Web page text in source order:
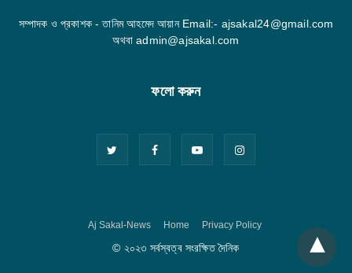
সম্পাদক ও প্রকাশক - তানিম আহমেদ আয়ান Email:- ajsakal24@gmail.com
অথবা admin@ajsakal.com
ফলো করুন
Aj Sakal-News Home Privacy Policy
© ২০২৩ সর্বস্বত্ব সংরক্ষিত দৈনিক